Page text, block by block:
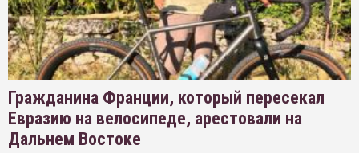
Гражданина Франции, который пересекал
Евразию на велосипеде, арестовали на
Дальнем Востоке